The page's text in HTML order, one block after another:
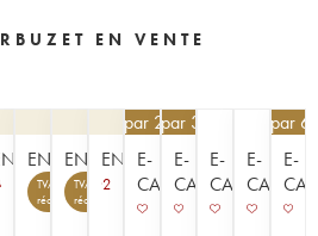
EN VENTE
ENCHÈRE
TVA
récupérable
ENCHÈRE
TVA
récupérable
ENCHÈRE
2
par 2 | -10%
E-
CAVISTE
76,50€ par 3 | -10%
E-
CAVISTE
E-
CAVISTE
E-
CAVISTE
par 6
E-